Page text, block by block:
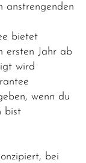
anstrengenden
bietet
ersten Jahr ab
wird
wenn du
bist
bei